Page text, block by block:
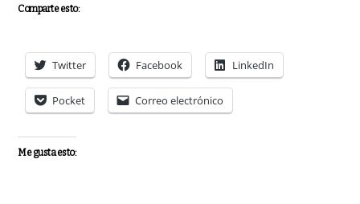
Comparte esto:
Twitter Facebook LinkedIn
Pocket Correo electrónico
Me gusta esto: